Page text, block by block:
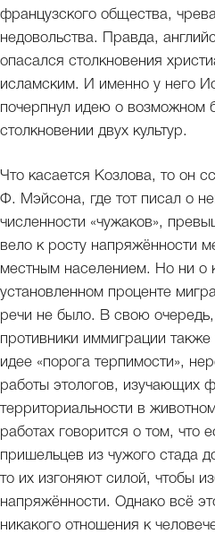
французского общества,
недовольства. Правда,
опасался столкновения
исламским. И именно у него
почерпнул идею о возможном
столкновении двух культур.
Что касается Козлова, то он
Ф. Мэйсона, где тот писал о
численности «чужаков»,
вело к росту напряжённости
местным населением. Но ни о
установленном проценте
речи не было. В свою
противники иммиграции
идее «порога терпимости»,
работы этологов, изучающих
территориальности в
работах говорится о том, что
пришельцев из чужого стада
то их изгоняют силой, чтобы
напряжённости. Однако всё
никакого отношения к